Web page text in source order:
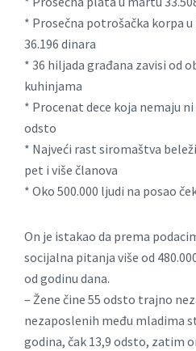
* Prosečna potrošačka korpa
36.196 dinara
* 36 hiljada građana zavisi od
kuhinjama
* Procenat dece koja nemaju
odsto
* Najveći rast siromaštva
pet i više članova
* Oko 500.000 ljudi na posao
On je istakao da prema
socijalna pitanja više od
od godinu dana.
– Žene čine 55 odsto trajno
nezaposlenih među mladima
godina, čak 13,9 odsto, zatim